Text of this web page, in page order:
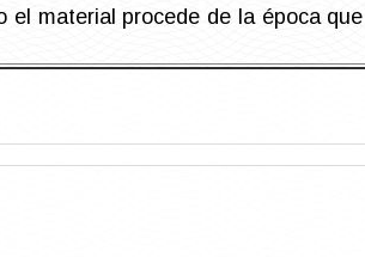
el material procede de la época